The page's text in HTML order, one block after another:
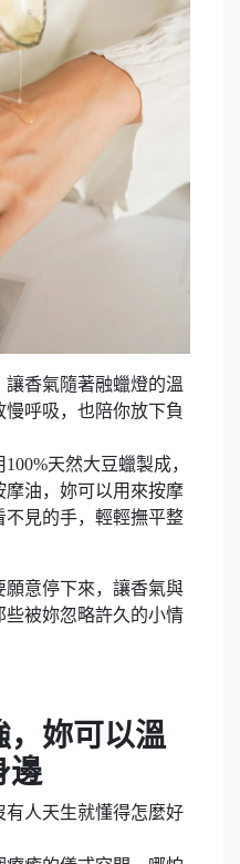
香氣隨著融蠟燈的溫
呼吸，也陪你放下負
天然大豆蠟製成，
油，妳可以用來按摩
見的手，輕輕撫平整
意停下來，讓香氣與
被妳忽略許久的小情
，妳可以溫
邊
人天生就懂得怎麼好